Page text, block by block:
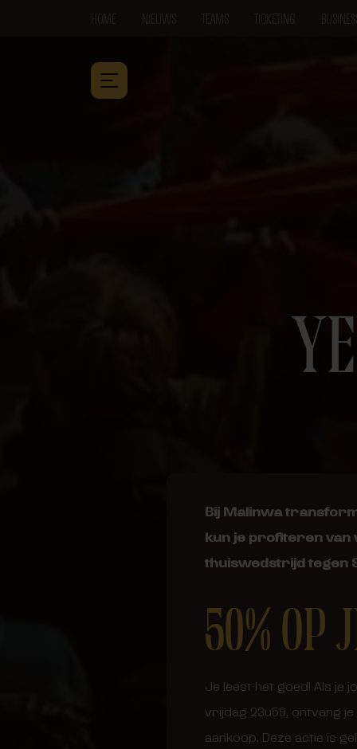
Bij Malinwa
kun je profiteren van
thuiswedstrijd tegen
50% OP
Je leest het goed! Als je
vrijdag 23u59, ontvang je
aankoop. Deze actie is